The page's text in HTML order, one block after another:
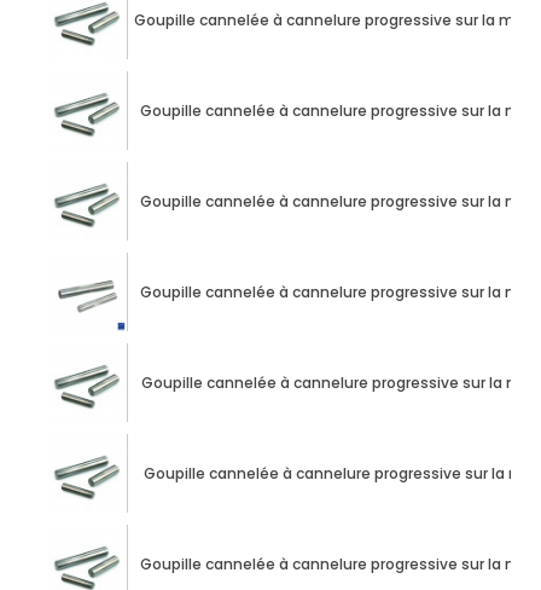
Goupille cannelée à cannelure progressive sur la
Goupille cannelée à cannelure progressive sur la
Goupille cannelée à cannelure progressive sur la
Goupille cannelée à cannelure progressive sur la
Goupille cannelée à cannelure progressive sur la
Goupille cannelée à cannelure progressive sur la
Goupille cannelée à cannelure progressive sur la